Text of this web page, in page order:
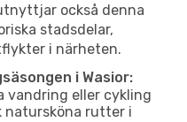
också denna
stadsdelar,
i närheten.
i Wasior:
vandring eller cykling
natursköna rutter i